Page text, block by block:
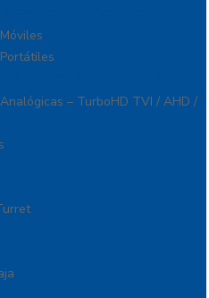
Y Portátiles
TurboHD / AHD / HD-TVI
– TurboHD TVI / AHD /